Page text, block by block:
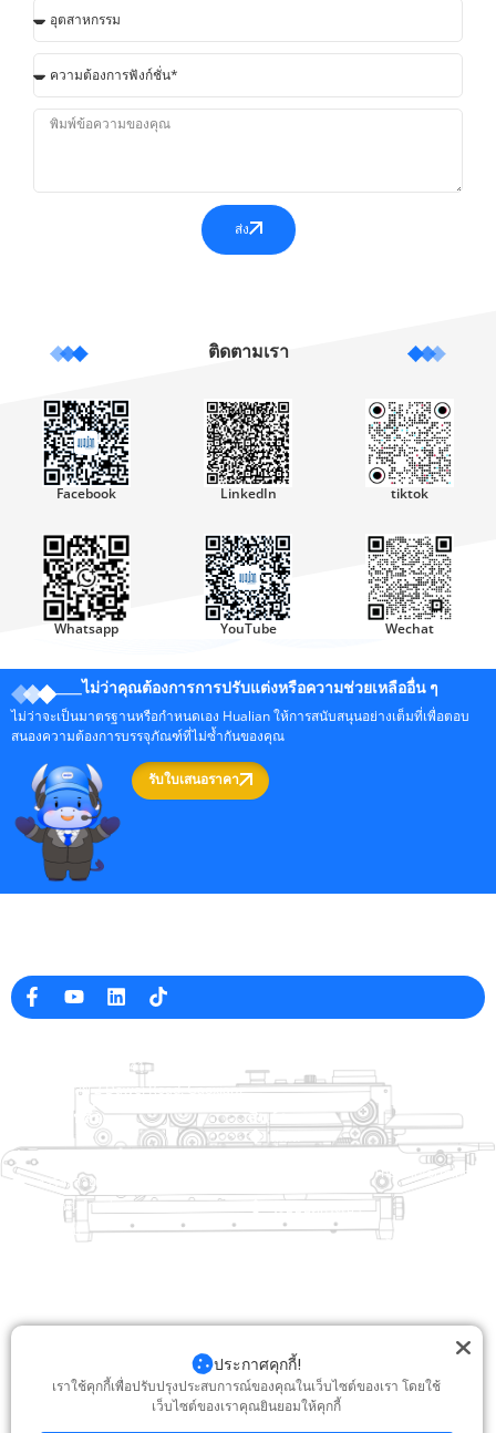
ส่ง
ติดตามเรา
Facebook LinkedIn tiktok
Whatsapp YouTube Wechat
ไม่ว่าคุณต้องการการปรับแต่งหรือความช่วยเหลืออื่น ๆ
ไม่ว่าจะเป็นมาตรฐานหรือกำหนดเอง Hualian ให้การสนับสนุนอย่างเต็มที่เพื่อตอบ
สนองความต้องการบรรจุภัณฑ์ที่ไม่ซ้ำกันของคุณ
รับใบเสนอราคา
ลิงค์ช่วยเหลือ
สินค้า
สารละลาย
ตัวแทนจำหน่าย
เกี่ยวกับ
ติดต่อเรา
สินค้า
เครื่องบรรจุหีบห่อ Thermoforming
ระบบปิดกระเป๋า
เครื่องบรรจุถุงอัตโนมัติ
เครื่องปิดผนึกกล่อง
เครื่องบรรจุหีบห่อ
ข้อมูล บริษัท
+8613738733841
หมายเลข 2 Dawei Road, Gaoxiang
เขตอุตสาหกรรม, Wenzhou, Zhejiang, China
ลิขสิทธิ์© 2025 Hualian สงวนลิขสิทธิ์สนับสนุนโดย: Junj|นโยบายความเป็น
ประกาศคุกกี้!
เราใช้คุกกี้เพื่อปรับปรุงประสบการณ์ของคุณในเว็บไซต์ของเรา โดยใช้
เว็บไซต์ของเราคุณยินยอมให้คุกกี้